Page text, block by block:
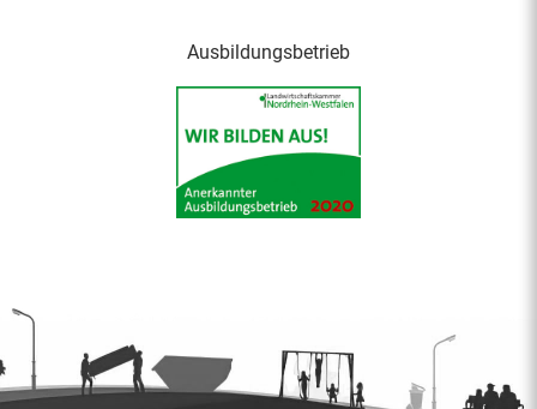
Ausbildungsbetrieb